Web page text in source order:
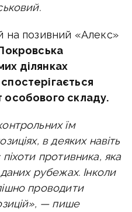
на позивний «Алекс»
ділянках
особового складу.
їм
в деяких навіть
противника, яка
рубежах. Інколи
проводити
— пише